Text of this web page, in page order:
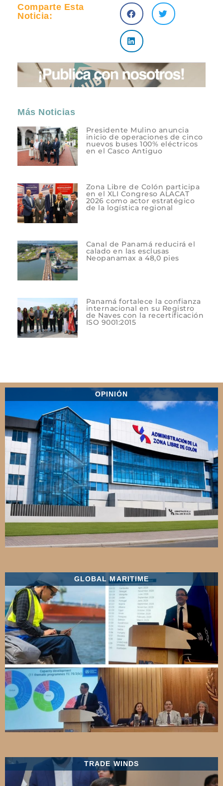
Comparte Esta
Noticia:
Más Noticias
Presidente Mulino anuncia
inicio de operaciones de cinco
nuevos buses 100% eléctricos
en el Casco Antiguo
Zona Libre de Colón participa
en el XLI Congreso ALACAT
2026 como actor estratégico
de la logística regional
Canal de Panamá reducirá el
calado en las esclusas
Neopanamax a 48,0 pies
Panamá fortalece la confianza
internacional en su Registro
de Naves con la recertificación
ISO 9001:2015
OPINIÓN
GLOBAL MARITIME
TRADE WINDS